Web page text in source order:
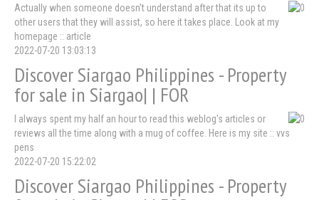
Actually when someone doesn't understand after that its up to
other users that they will assist, so here it takes place. Look at my
homepage :: article
2022-07-20 13:03:13
Discover Siargao Philippines - Property
for sale in Siargao| | FOR
I always spent my half an hour to read this weblog's articles or
reviews all the time along with a mug of coffee. Here is my site :: vvs
pens
2022-07-20 15:22:02
Discover Siargao Philippines - Property